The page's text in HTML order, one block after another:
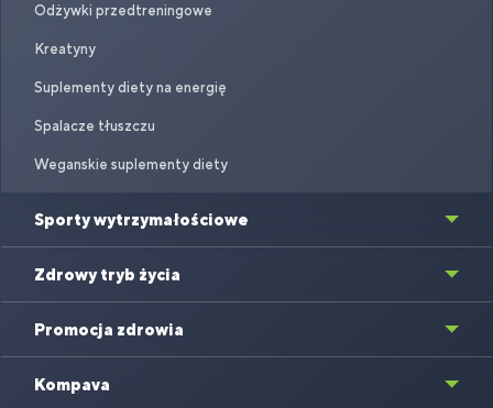
Odżywki przedtreningowe
Kreatyny
Suplementy diety na energię
Spalacze tłuszczu
Weganskie suplementy diety
Sporty wytrzymałościowe
Zdrowy tryb życia
Promocja zdrowia
Kompava